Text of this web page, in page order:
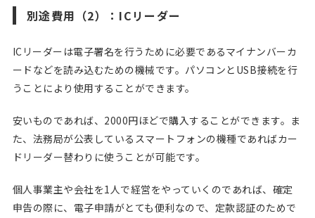
別途費用（2）：ICリーダー
ICリーダーは電子署名を行うために必要であるマイナンバーカ
ードなどを読み込むための機械です。パソコンとUSB接続を行
うことにより使用することができます。
安いものであれば、2000円ほどで購入することができます。ま
た、法務局が公表しているスマートフォンの機種であればカー
ドリーダー替わりに使うことが可能です。
個人事業主や会社を1人で経営をやっていくのであれば、確定
申告の際に、電子申請がとても便利なので、定款認証のためで